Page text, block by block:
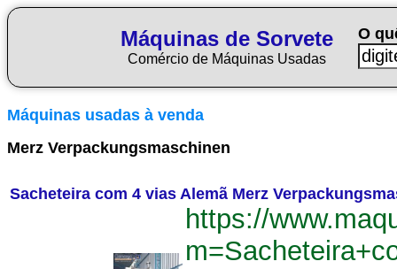
Máquinas de Sorvete
Comércio de Máquinas Usadas
O
Máquinas usadas à venda
Merz Verpackungsmaschinen
Sacheteira com 4 vias Alemã Merz
https://